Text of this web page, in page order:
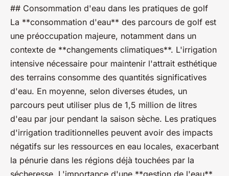
## Consommation d'eau dans les pratiques de golf
La **consommation d'eau** des parcours de golf est
une préoccupation majeure, notamment dans un
contexte de **changements climatiques**. L'irrigation
intensive nécessaire pour maintenir l'attrait esthétique
des terrains consomme des quantités significatives
d'eau. En moyenne, selon diverses études, un
parcours peut utiliser plus de 1,5 million de litres
d'eau par jour pendant la saison sèche. Les pratiques
d'irrigation traditionnelles peuvent avoir des impacts
négatifs sur les ressources en eau locales, exacerbant
la pénurie dans les régions déjà touchées par la
sécheresse. L'importance d'une **gestion de l'eau**